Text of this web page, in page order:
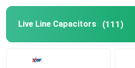
Live Line Capacitors (111)